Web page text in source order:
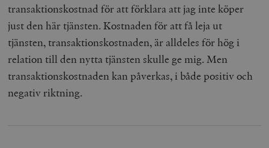
transaktionskostnad för att förklara att jag inte köper
just den här tjänsten. Kostnaden för att få leja ut
tjänsten, transaktionskostnaden, är alldeles för hög i
relation till den nytta tjänsten skulle ge mig. Men
transaktionskostnaden kan påverkas, i både positiv och
negativ riktning.